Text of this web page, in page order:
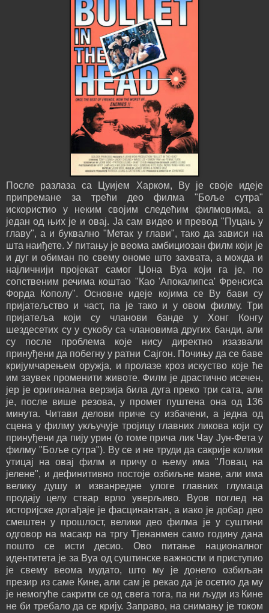
После разлаза са Цуијем Харком, Ву је своје идеје
припремане за трећи део филма "Боље сутра"
искористио у неким својим следећим филмовима, а
један од њих је и овај. Ја сам видео и превод "Пуцањ у
главу", а и буквално "Метак у глави", тако да зависи на
шта наиђете. У питању је веома амбициозан филм који је
и дуг и обиман по свему ономе што захвата, а можда и
најличнији пројекат самог Џона Вуа који га је, по
сопственим речима коштао "Као 'Апокалипса' Френсиса
Форда Кополу". Основне идеје којима се Ву бави су
пријатељство и част, па је тако и у овом филму. Три
пријатеља који су чланови банде у Хонг Конгу
шездесетих су у сукобу са члановима других банди, али
су после проблема које нису директно изазвали
принуђени да побегну у ратни Сајгон. Почињу да се баве
кријумчарењем оружја, и пролазе кроз искуство које ће
им заувек променити животе. Филм је драстично исечен,
јер је оригинална верзија била дуга преко три сата, али
је, после више резова, у промет пуштена она од 136
минута. Читави делови приче су избачени, а једна од
сцена у филму укључује тројицу главних ликова који су
принуђени да пију урин (о томе прича лик Чау Јун-Фета у
филму "Боље сутра"). Ву се и не труди да сакрије колики
утицај на овај филм и причу о њему има "Ловац на
јелене", и дефинитивно постоје озбиљне мане, али има
велику душу и изванредне улоге главних глумаца
продају целу ствар врло уверљиво. Вуов поглед на
историјске догађаје је фасцинантан, а иако је добар део
смештен у прошлост, велики део филма је у суштини
одговор на масакр на тргу Тјенанмен само годину дана
пошто се исти десио. Ово питање националног
идентитета је за Вуа од суштинске важности и приступио
је свему веома мудато, што му је донело озбиљан
презир из саме Кине, али сам је рекао да је осетио да му
је немогуће сакрити се од свега тога, па ни људи из Кине
не би требало да се крију. Заправо, на снимању је током